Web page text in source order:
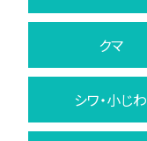
クマ
シワ・小じわ